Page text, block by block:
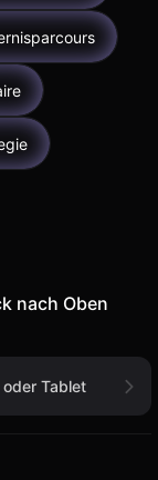
nach Oben
Tablet